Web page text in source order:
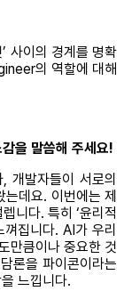
사이의 경계를 명확
의 역할에 대해
을 말씀해 주세요!
개발자들이 서로의
데요. 이번에는 제
니다. 특히 ‘윤리적
집니다. AI가 우리
만큼이나 중요한 것
론을 파이콘이라는
느낍니다.